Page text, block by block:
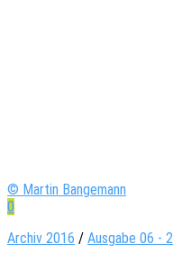
© Martin Bangemann
0
Archiv 2016 / Ausgabe 06 -